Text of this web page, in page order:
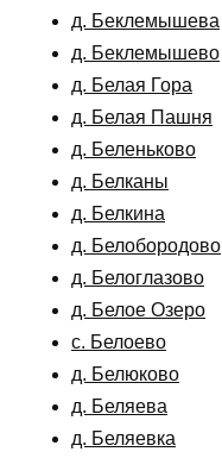
д. Беклемышева
д. Беклемышево
д. Белая Гора
д. Белая Пашня
д. Беленьково
д. Белканы
д. Белкина
д. Белобородово
д. Белоглазово
д. Белое Озеро
с. Белоево
д. Белюково
д. Беляева
д. Беляевка